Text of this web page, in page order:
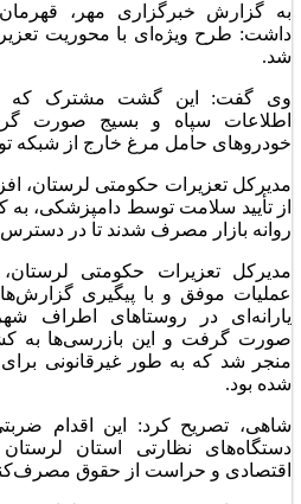
به گزارش خبرگزاری مهر،
داشت: طرح ویژه‌ای با محوریت
شد.
وی گفت: این گشت مشترک که
اطلاعات سپاه و بسیج صورت
خودروهای حامل مرغ خارج از شبکه
مدیرکل تعزیرات حکومتی
از تأیید سلامت توسط دامپزشکی، به
روانه بازار مصرف شدند تا در
مدیرکل تعزیرات حکومتی
عملیات موفق و با پیگیری
یارانه‌ای در روستاهای اطراف
منجر شد که به طور غیرقانونی برای
شده بود.
شاهی، تصریح کرد: این اقدام
دستگاه‌های نظارتی استان لرستان
اقتصادی و حراست از حقوق